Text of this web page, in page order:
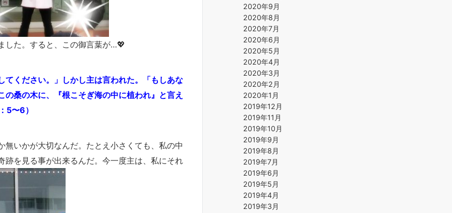
した。すると、この御言葉が…💖
てください。」しかし主は言われた。「もしあな
桑の木に、『根こそぎ海の中に植われ』と言え
5〜6）
いかが大切なんだ。たとえ小さくても、私の中
を見る事が出来るんだ。今一度主は、私にそれ
2020年9月
2020年8月
2020年7月
2020年6月
2020年5月
2020年4月
2020年3月
2020年2月
2020年1月
2019年12月
2019年11月
2019年10月
2019年9月
2019年8月
2019年7月
2019年6月
2019年5月
2019年4月
2019年3月